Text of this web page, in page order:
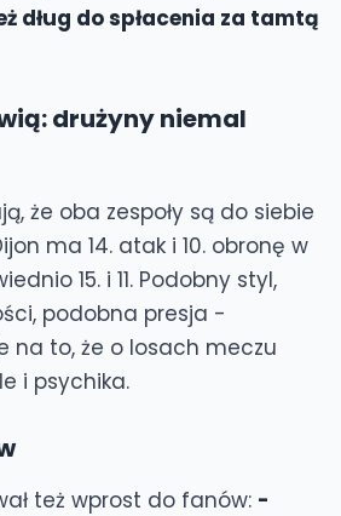
dług do spłacenia za tamtą
drużyny niemal
że oba zespoły są do siebie
ma 14. atak i 10. obronę w
15. i 11. Podobny styl,
podobna presja -
na to, że o losach meczu
i psychika.
też wprost do fanów: -